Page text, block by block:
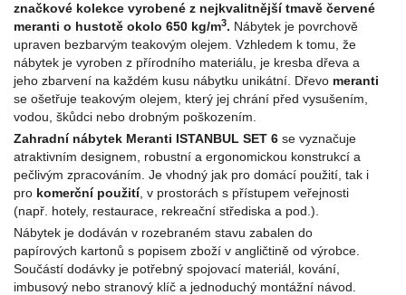
značkové kolekce vyrobené z nejkvalitnější tmavě červené
meranti o hustotě okolo 650 kg/m3. Nábytek je povrchově
upraven bezbarvým teakovým olejem. Vzhledem k tomu, že
nábytek je vyroben z přírodního materiálu, je kresba dřeva a
jeho zbarvení na každém kusu nábytku unikátní. Dřevo meranti
se ošetřuje teakovým olejem, který jej chrání před vysušením,
vodou, škůdci nebo drobným poškozením.
Zahradní nábytek Meranti ISTANBUL SET 6 se vyznačuje
atraktivním designem, robustní a ergonomickou konstrukcí a
pečlivým zpracováním. Je vhodný jak pro domácí použití, tak i
pro komerční použití, v prostorách s přístupem veřejnosti
(např. hotely, restaurace, rekreační střediska a pod.).
Nábytek je dodáván v rozebraném stavu zabalen do
papírových kartonů s popisem zboží v angličtině od výrobce.
Součástí dodávky je potřebný spojovací materiál, kování,
imbusový nebo stranový klíč a jednoduchý montážní návod.